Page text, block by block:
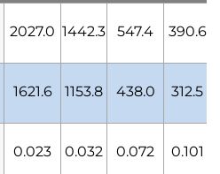
2027.0 1442.3 547.4 390.6
1621.6 1153.8 438.0 312.5
0.023 0.032 0.072 0.101